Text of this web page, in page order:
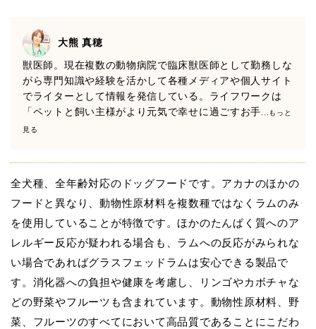
大熊 真穂
獣医師。現在複数の動物病院で臨床獣医師として勤務しな
がら専門知識や経験を活かして各種メディアや個人サイト
でライターとして情報を発信している。ライフワークは
「ペットと飼い主様がより元気で幸せに過ごすお手
...もっと
見る
全犬種、全年齢対応のドッグフードです。アカナのほかの
フードと異なり、動物性原材料を複数種ではなくラムのみ
を使用していることが特徴です。ほかのたんぱく質へのア
レルギー反応が疑われる場合も、ラムへの反応がみられな
い場合であればグラスフェッドラムは安心できる製品で
す。消化器への負担や健康を考慮し、リンゴやカボチャな
どの野菜やフルーツも含まれています。動物性原材料、野
菜、フルーツのすべてにおいて高品質であることにこだわ